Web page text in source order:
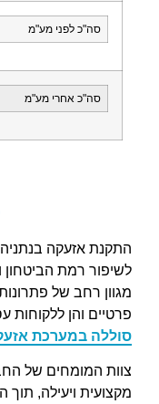
סה"כ לפני מע"מ
סה"כ אחרי מע"מ
התקנת אזעקה
לשיפור רמת
מגוון רחב של
פרטיים והן ללקוחות
סוללה במערכת
צוות המומחים של
מקצועית ויעילה,